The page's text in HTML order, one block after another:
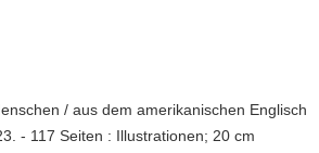
/ aus dem amerikanischen Englisch
- 117 Seiten : Illustrationen; 20 cm